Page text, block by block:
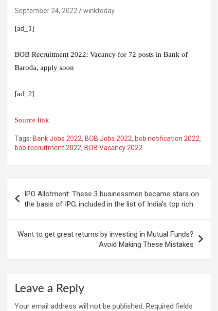
September 24, 2022 winktoday
[ad_1]
BOB Recruitment 2022: Vacancy for 72 posts in Bank of
Baroda, apply soon
[ad_2]
Source link
Tags: Bank Jobs 2022, BOB Jobs 2022, bob notification 2022,
bob recruitment 2022, BOB Vacancy 2022
navigation
IPO Allotment: These 3 businessmen became stars on
the basis of IPO, included in the list of India’s top rich
Want to get great returns by investing in Mutual Funds?
Avoid Making These Mistakes
Leave a Reply
Your email address will not be published. Required fields